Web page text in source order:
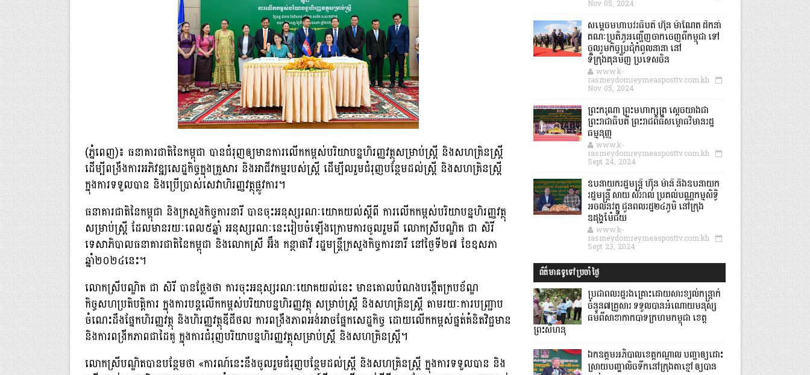
(ភ្នំពេញ)៖ ធនាគារជាតិនៃកម្ពុជា បានជំរុញឲ្យមានការលើកកម្ពស់បរិយាបន្នហិរញ្ញវត្ថុសម្រាប់ស្រ្ដី និងសហគ្រិនស្ត្រី
ដើម្បីពង្រឹងការអភិវឌ្ឍសេដ្ឋកិច្ចក្នុងគ្រួសារ និងអាជីវកម្មរបស់ស្រ្ដី ដើម្បីលរួមជំរុញបន្ថែមដល់ស្ត្រី និងសហគ្រិនស្ត្រី
ក្នុងការទទួលបាន និងប្រើប្រាស់សេវាហិរញ្ញវត្ថុផ្លូវការ។
ធនាគារជាតិនៃកម្ពុជា និងក្រសួងកិច្ចការនារី បានចុះអនុស្សរណៈយោគយល់ស្តីពី ការលើកកម្ពស់បរិយាបន្នហិរញ្ញវត្ថុ
សម្រាប់ស្ត្រី ដែលមានរយៈពេល៥ឆ្នាំ អនុស្សរណៈនេះរៀបចំឡើងក្រោមការចូលរួមពី លោកស្រីបណ្ឌិត ជា សិរី
ទេសាភិបាលធនាគារជាតិនៃកម្ពុជា និងលោកស្រី អ៊ឹង កន្ថាផាវី រដ្ឋមន្រ្ដីក្រសួងកិច្ចការនារី នៅថ្ងៃទី២៧ ខែឧសភា
ឆ្នាំ២០២៤នេះ។
លោកស្រីបណ្ឌិត ជា សិរី បានថ្លែងថា ការចុះអនុស្សរណៈយោគយល់នេះ មានគោលបំណងបង្កើតក្របខ័ណ្ឌ
កិច្ចសហប្រតិបត្តិការ ក្នុងការបន្តលើកកម្ពស់បរិយាបន្នហិរញ្ញវត្ថុ សម្រាប់ស្ត្រី និងសហគ្រិនស្ត្រី តាមរយៈការបញ្ជ្រាប
ចំណេះដឹងផ្នែកហិរញ្ញវត្ថុ និងហិរញ្ញវត្ថុឌីជីថល ការពង្រឹងភាពអង់អាចផ្នែកសេដ្ឋកិច្ច ដោយលើកកម្ពស់ផ្នត់គំនិតវិជ្ជមាន
និងការពង្រីកភាពជាដៃគូ ក្នុងការជំរុញបរិយាបន្នហិរញ្ញវត្ថុសម្រាប់ស្ត្រី និងសហគ្រិនស្ត្រី។
លោកស្រីបណ្ឌិតបានបន្ថែមថា «ការណ៍នេះនឹងចូលរួមជំរុញបន្ថែមដល់ស្ត្រី និងសហគ្រិនស្ត្រី ក្នុងការទទួលបាន និង
Nov 05, 2024
សម្តេចមហាបវរធិបតី ហ៊ុន ម៉ាណែត ដឹកនាំ
គណៈប្រតិភូអញ្ជើញចាកចេញពីកម្ពុជា ទៅ
ចូលរួមកិច្ចប្រជុំកំពូលនានា នៅ
ទីក្រុងគុនមិញ ប្រទេសចិន
www.k-
rasmeydomreymeasposttv.com.kh
Nov 05, 2024
ព្រះករុណា ព្រះមហាក្សត្រ ស្តេចយាងជា
ព្រះរាជាធិបតី ព្រះរាជពិធីសម្ពោធវិមានរដ្ឋ
ធម្មនុញ្ញ
www.k-
rasmeydomreymeasposttv.com.kh
Sept 24, 2024
ឧបនាយករដ្ឋមន្ដ្រី ហ៊ុន ម៉ានី និងឧបនាយក
រដ្ឋមន្ដ្រី សាយ សំអាល់ ប្រគល់បណ្ណកម្មសិទ្ធិ
អចលនវត្ថុ ជូនពលរដ្ឋ២៤ភូមិ នៅក្រុង
ឧដុង្គម៉ែជ័យ
www.k-
rasmeydomreymeasposttv.com.kh
Sept 23, 2024
ព័ត៌មានទូទៅប្រចាំថ្ងៃ
ប្រជាពលរដ្ឋរងគ្រោះដោយសារខ្យល់កន្ត្រាក់
ចំនួន៧គ្រួសារ ទទួលបានអំណោយមនុស្ស
ធម៌ពីសាខាកាកបាទក្រហមកម្ពុជា ខេត្ត
ព្រះសីហនុ
ឯកឧត្តមអភិបាលខេត្តកណ្ដាល បញ្ជាឲ្យដោះ
ស្រាយបញ្ហាលិចទឹកនៅក្រុងតាខ្មៅ ឲ្យបាន